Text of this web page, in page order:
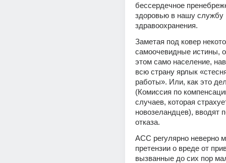
бессердечное
здоровью в нашу службу
здравоохранения.
Заметая под ковер
самоочевидные истины,
этом само население,
всю страну ярлык
работы». Или, как это
(Комиссия по
случаев, которая
новозеландцев), вводят
отказа.
ACC регулярно неверно
претензии о вреде от
вызванные до сих пор